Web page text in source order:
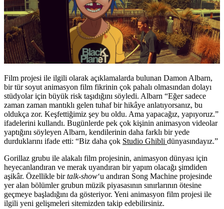
Film projesi ile ilgili olarak açıklamalarda bulunan Damon Albarn,
bir tür soyut animasyon film fikrinin çok pahalı olmasından dolayı
stüdyolar için büyük risk taşıdığını söyledi. Albarn “Eğer sadece
zaman zaman mantıklı gelen tuhaf bir hikâye anlatıyorsanız, bu
oldukça zor. Keşfettiğimiz şey bu oldu. Ama yapacağız, yapıyoruz.”
ifadelerini kullandı. Bugünlerde pek çok kişinin animasyon videolar
yaptığını söyleyen Albarn, kendilerinin daha farklı bir yede
durduklarını ifade etti: “Biz daha çok Studio Ghibli dünyasındayız.”
Gorillaz grubu ile alakalı film projesinin, animasyon dünyası için
heyecanlandıran ve merak uyandıran bir yapım olacağı şimdiden
aşikâr. Özellikle birtalk-show‘u andıran Song Machine projesinde
yer alan bölümler grubun müzik piyasasının sınırlarının ötesine
geçmeye başladığını da gösteriyor. Yeni animasyon film projesi ile
ilgili yeni gelişmeleri sitemizden takip edebilirsiniz.